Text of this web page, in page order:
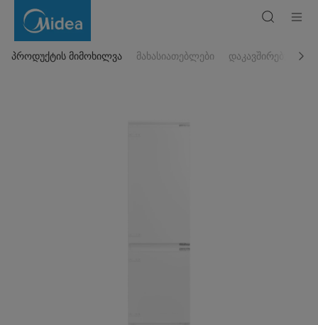
ერთკამერიანი
მაცივარი
MDRE353FGF01
პროდუქტის მიმოხილვა მახასიათებლები დაკავშირებული